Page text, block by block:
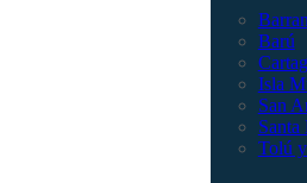
Barú
Isla
San
Santa
Tolú